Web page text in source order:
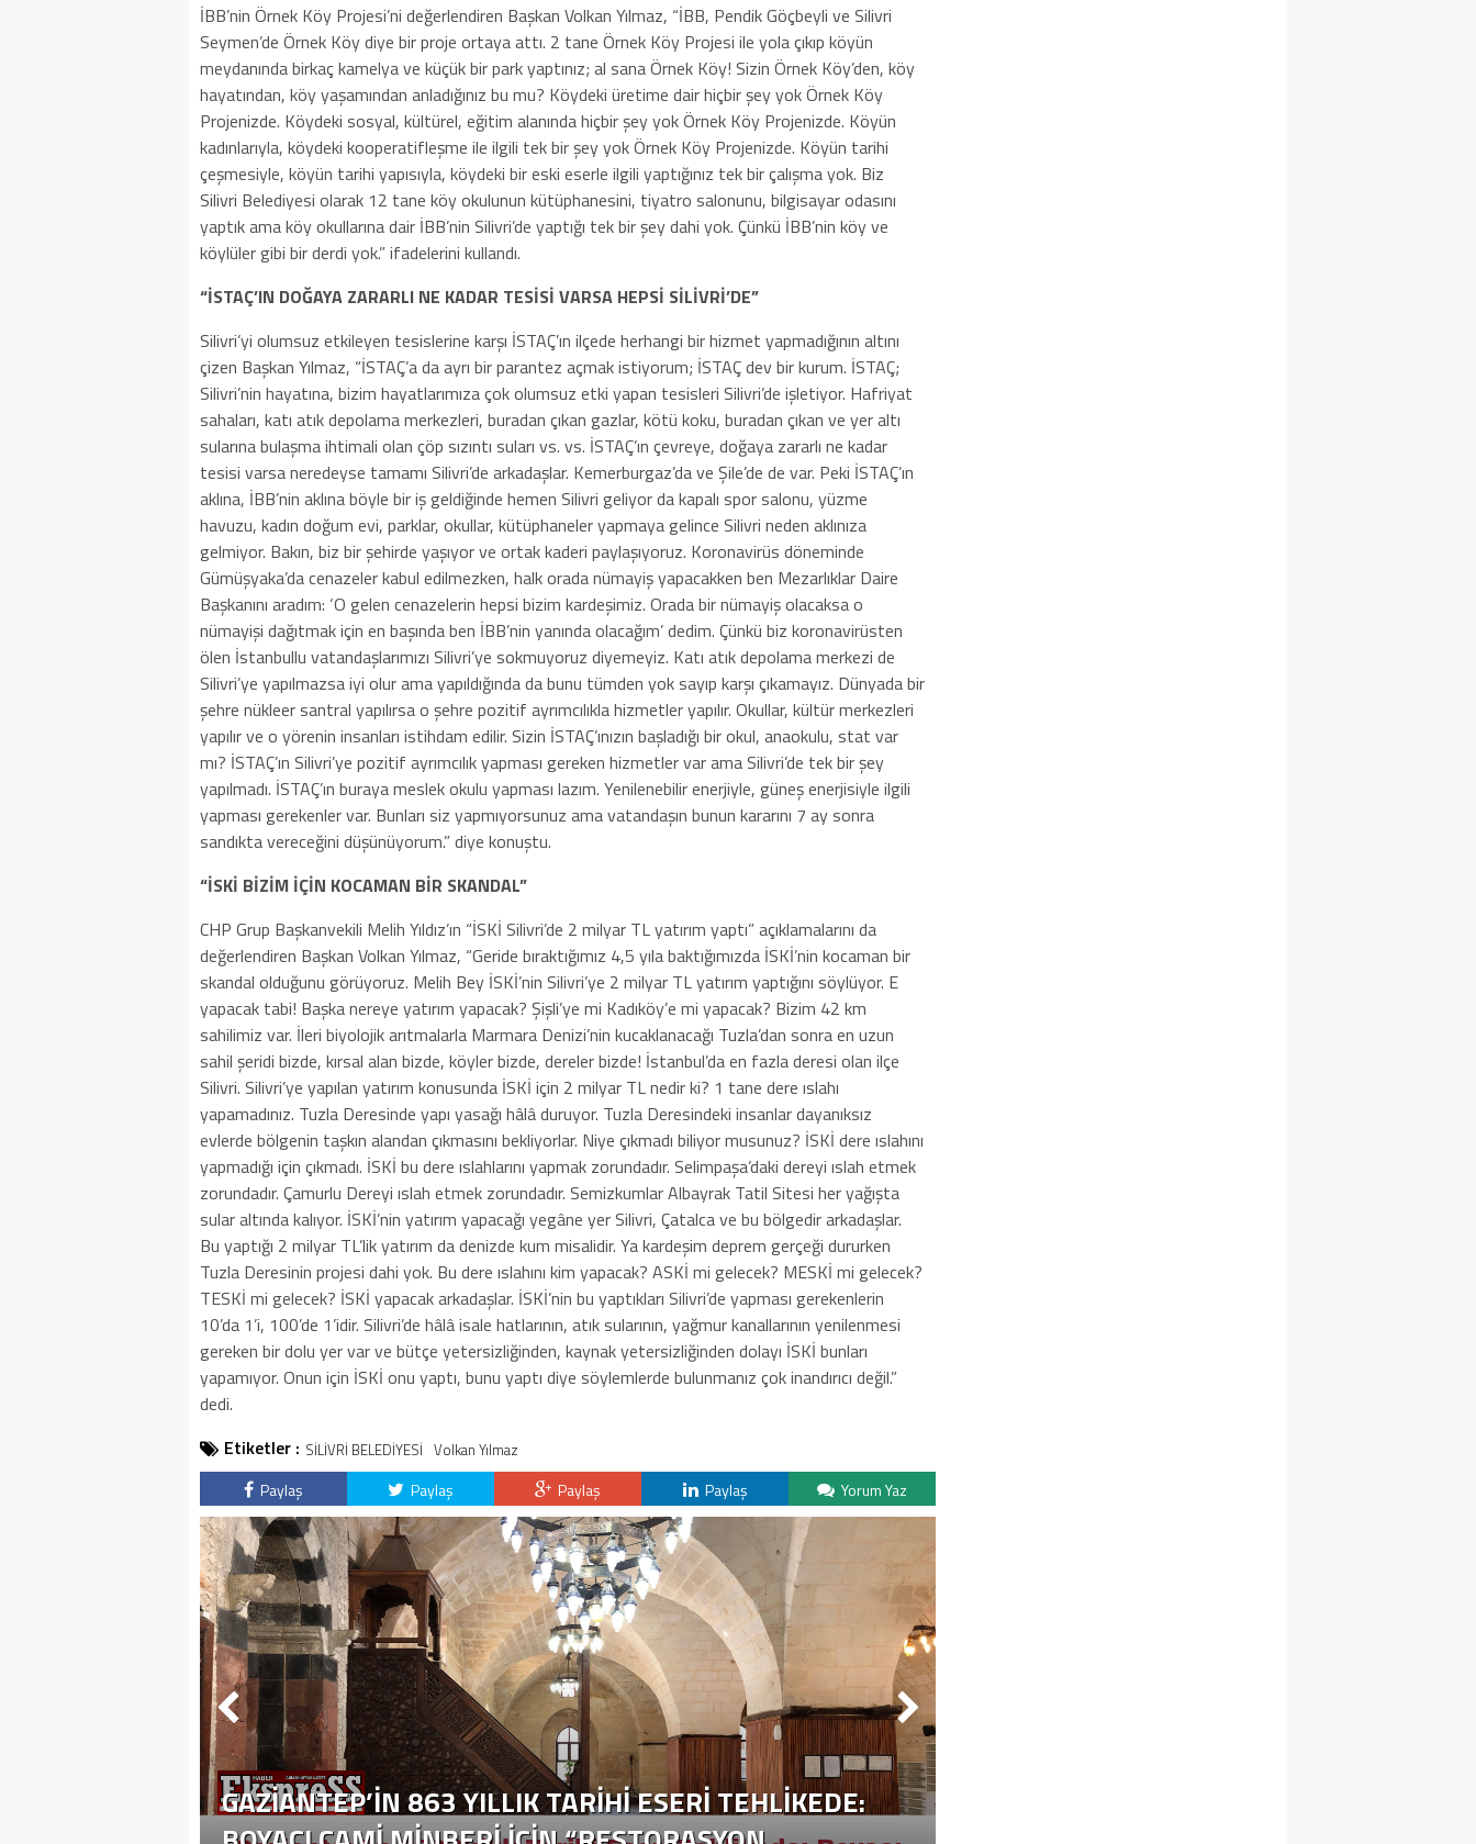
İBB’nin Örnek Köy Projesi’ni değerlendiren Başkan Volkan Yılmaz, “İBB, Pendik Göçbeyli ve Silivri
Seymen’de Örnek Köy diye bir proje ortaya attı. 2 tane Örnek Köy Projesi ile yola çıkıp köyün
meydanında birkaç kamelya ve küçük bir park yaptınız; al sana Örnek Köy! Sizin Örnek Köy’den, köy
hayatından, köy yaşamından anladığınız bu mu? Köydeki üretime dair hiçbir şey yok Örnek Köy
Projenizde. Köydeki sosyal, kültürel, eğitim alanında hiçbir şey yok Örnek Köy Projenizde. Köyün
kadınlarıyla, köydeki kooperatifleşme ile ilgili tek bir şey yok Örnek Köy Projenizde. Köyün tarihi
çeşmesiyle, köyün tarihi yapısıyla, köydeki bir eski eserle ilgili yaptığınız tek bir çalışma yok. Biz
Silivri Belediyesi olarak 12 tane köy okulunun kütüphanesini, tiyatro salonunu, bilgisayar odasını
yaptık ama köy okullarına dair İBB’nin Silivri’de yaptığı tek bir şey dahi yok. Çünkü İBB’nin köy ve
köylüler gibi bir derdi yok.” ifadelerini kullandı.
“İSTAÇ’IN DOĞAYA ZARARLI NE KADAR TESİSİ VARSA HEPSİ SİLİVRİ’DE”
Silivri’yi olumsuz etkileyen tesislerine karşı İSTAÇ’ın ilçede herhangi bir hizmet yapmadığının altını
çizen Başkan Yılmaz, “İSTAÇ’a da ayrı bir parantez açmak istiyorum; İSTAÇ dev bir kurum. İSTAÇ;
Silivri’nin hayatına, bizim hayatlarımıza çok olumsuz etki yapan tesisleri Silivri’de işletiyor. Hafriyat
sahaları, katı atık depolama merkezleri, buradan çıkan gazlar, kötü koku, buradan çıkan ve yer altı
sularına bulaşma ihtimali olan çöp sızıntı suları vs. vs. İSTAÇ’ın çevreye, doğaya zararlı ne kadar
tesisi varsa neredeyse tamamı Silivri’de arkadaşlar. Kemerburgaz’da ve Şile’de de var. Peki İSTAÇ’ın
aklına, İBB’nin aklına böyle bir iş geldiğinde hemen Silivri geliyor da kapalı spor salonu, yüzme
havuzu, kadın doğum evi, parklar, okullar, kütüphaneler yapmaya gelince Silivri neden aklınıza
gelmiyor. Bakın, biz bir şehirde yaşıyor ve ortak kaderi paylaşıyoruz. Koronavirüs döneminde
Gümüşyaka’da cenazeler kabul edilmezken, halk orada nümayiş yapacakken ben Mezarlıklar Daire
Başkanını aradım: ‘O gelen cenazelerin hepsi bizim kardeşimiz. Orada bir nümayiş olacaksa o
nümayişi dağıtmak için en başında ben İBB’nin yanında olacağım’ dedim. Çünkü biz koronavirüsten
ölen İstanbullu vatandaşlarımızı Silivri’ye sokmuyoruz diyemeyiz. Katı atık depolama merkezi de
Silivri’ye yapılmazsa iyi olur ama yapıldığında da bunu tümden yok sayıp karşı çıkamayız. Dünyada bir
şehre nükleer santral yapılırsa o şehre pozitif ayrımcılıkla hizmetler yapılır. Okullar, kültür merkezleri
yapılır ve o yörenin insanları istihdam edilir. Sizin İSTAÇ’ınızın başladığı bir okul, anaokulu, stat var
mı? İSTAÇ’ın Silivri’ye pozitif ayrımcılık yapması gereken hizmetler var ama Silivri’de tek bir şey
yapılmadı. İSTAÇ’ın buraya meslek okulu yapması lazım. Yenilenebilir enerjiyle, güneş enerjisiyle ilgili
yapması gerekenler var. Bunları siz yapmıyorsunuz ama vatandaşın bunun kararını 7 ay sonra
sandıkta vereceğini düşünüyorum.” diye konuştu.
“İSKİ BİZİM İÇİN KOCAMAN BİR SKANDAL”
CHP Grup Başkanvekili Melih Yıldız’ın “İSKİ Silivri’de 2 milyar TL yatırım yaptı” açıklamalarını da
değerlendiren Başkan Volkan Yılmaz, “Geride bıraktığımız 4,5 yıla baktığımızda İSKİ’nin kocaman bir
skandal olduğunu görüyoruz. Melih Bey İSKİ’nin Silivri’ye 2 milyar TL yatırım yaptığını söylüyor. E
yapacak tabi! Başka nereye yatırım yapacak? Şişli’ye mi Kadıköy’e mi yapacak? Bizim 42 km
sahilimiz var. İleri biyolojik arıtmalarla Marmara Denizi’nin kucaklanacağı Tuzla’dan sonra en uzun
sahil şeridi bizde, kırsal alan bizde, köyler bizde, dereler bizde! İstanbul’da en fazla deresi olan ilçe
Silivri. Silivri’ye yapılan yatırım konusunda İSKİ için 2 milyar TL nedir ki? 1 tane dere ıslahı
yapamadınız. Tuzla Deresinde yapı yasağı hâlâ duruyor. Tuzla Deresindeki insanlar dayanıksız
evlerde bölgenin taşkın alandan çıkmasını bekliyorlar. Niye çıkmadı biliyor musunuz? İSKİ dere ıslahını
yapmadığı için çıkmadı. İSKİ bu dere ıslahlarını yapmak zorundadır. Selimpaşa’daki dereyi ıslah etmek
zorundadır. Çamurlu Dereyi ıslah etmek zorundadır. Semizkumlar Albayrak Tatil Sitesi her yağışta
sular altında kalıyor. İSKİ’nin yatırım yapacağı yegâne yer Silivri, Çatalca ve bu bölgedir arkadaşlar.
Bu yaptığı 2 milyar TL’lik yatırım da denizde kum misalidir. Ya kardeşim deprem gerçeği dururken
Tuzla Deresinin projesi dahi yok. Bu dere ıslahını kim yapacak? ASKİ mi gelecek? MESKİ mi gelecek?
TESKİ mi gelecek? İSKİ yapacak arkadaşlar. İSKİ’nin bu yaptıkları Silivri’de yapması gerekenlerin
10’da 1’i, 100’de 1’idir. Silivri’de hâlâ isale hatlarının, atık sularının, yağmur kanallarının yenilenmesi
gereken bir dolu yer var ve bütçe yetersizliğinden, kaynak yetersizliğinden dolayı İSKİ bunları
yapamıyor. Onun için İSKİ onu yaptı, bunu yaptı diye söylemlerde bulunmanız çok inandırıcı değil.”
dedi.
Etiketler : SİLİVRİ BELEDİYESİ Volkan Yılmaz
Paylaş Paylaş Paylaş Paylaş Yorum Yaz
GAZIANTEP’IN 863 YILLIK TARIHI ESERI TEHLIKEDE: